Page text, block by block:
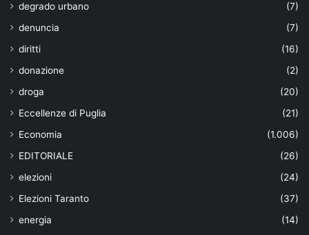
degrado urbano
(7)
denuncia
(7)
diritti
(16)
donazione
(2)
droga
(20)
Eccellenze di Puglia
(21)
Economia
(1.006)
EDITORIALE
(26)
elezioni
(24)
Elezioni Taranto
(37)
energia
(14)